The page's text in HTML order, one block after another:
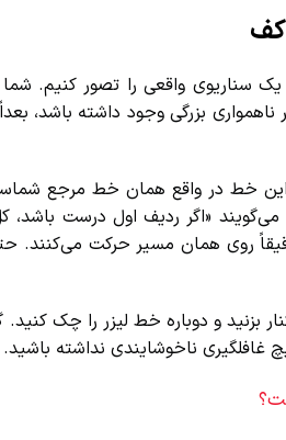
بزرگی وجود داشته باشد،
خط در واقع همان خط مرجع شماست.
«اگر ردیف اول درست باشد،
روی همان مسیر حرکت می‌کنند.
بزنید و دوباره خط لیزر را چک
ناخوشایندی نداشته باشید.